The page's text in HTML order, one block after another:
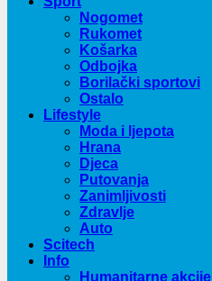
Nogomet
Rukomet
Košarka
Odbojka
Borilački sportovi
Ostalo
Lifestyle
Moda i ljepota
Hrana
Djeca
Putovanja
Zanimljivosti
Zdravlje
Auto
Scitech
Info
Humanitarne akcije